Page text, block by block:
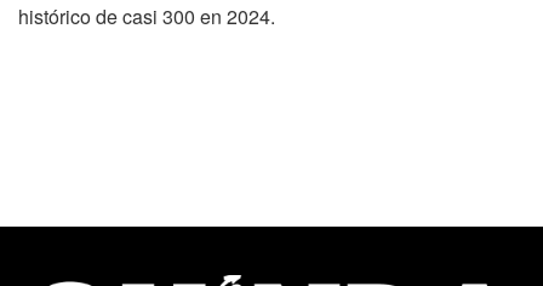
histórico de casi 300 en 2024.